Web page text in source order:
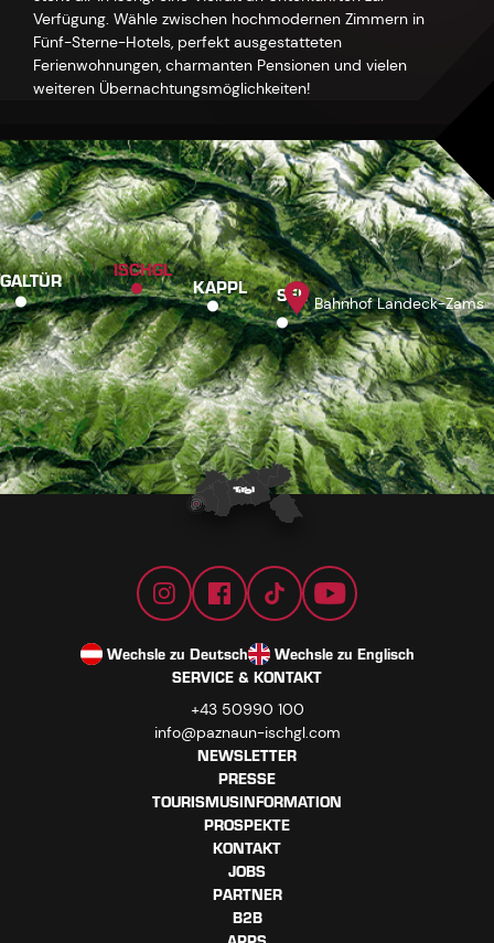
Verfügung. Wähle zwischen hochmodernen Zimmern in
Fünf-Sterne-Hotels, perfekt ausgestatteten
Ferienwohnungen, charmanten Pensionen und vielen
weiteren Übernachtungsmöglichkeiten!
GALTÜR ISCHGL
KAPPL SEE Bahnhof Landeck-Zams
Wechsle zu Deutsch
Wechsle zu Englisch
SERVICE & KONTAKT
+43 50990 100
info@paznaun-ischgl.com
NEWSLETTER
PRESSE
TOURISMUSINFORMATION
PROSPEKTE
KONTAKT
JOBS
PARTNER
B2B